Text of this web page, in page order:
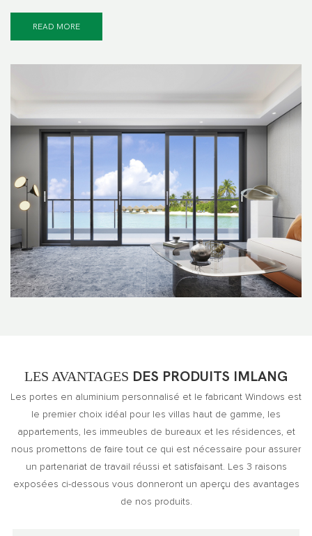
READ MORE
LES AVANTAGES DES PRODUITS IMLANG
Les portes en aluminium personnalisé et le fabricant Windows est
le premier choix idéal pour les villas haut de gamme, les
appartements, les immeubles de bureaux et les résidences, et
nous promettons de faire tout ce qui est nécessaire pour assurer
un partenariat de travail réussi et satisfaisant. Les 3 raisons
exposées ci-dessous vous donneront un aperçu des avantages
de nos produits.